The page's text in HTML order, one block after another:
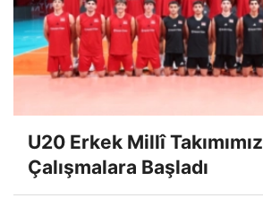
U20 Erkek Millî Takımımız
Çalışmalara Başladı